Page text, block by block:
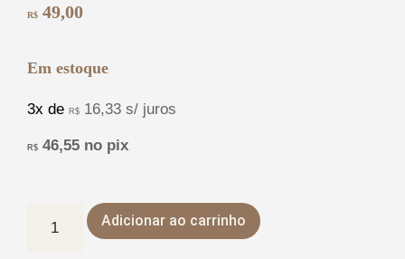
R$ 49,00
Em estoque
3x de R$ 16,33 s/ juros
R$ 46,55 no pix
Adicionar ao carrinho